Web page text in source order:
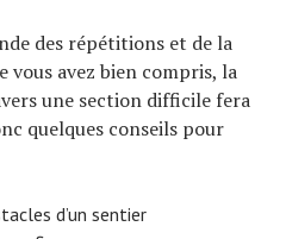
des répétitions et de la
vous avez bien compris, la
une section difficile fera
quelques conseils pour
d’un sentier